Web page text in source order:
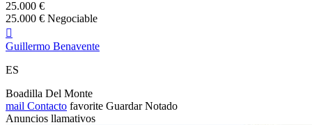
25.000 €
25.000 € Negociable

Guillermo Benavente
ES
Boadilla Del Monte
mail Contacto favorite Guardar Notado
Anuncios llamativos